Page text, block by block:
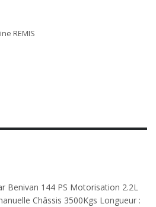
REMIS
Benivan 144 PS Motorisation 2.2L
Châssis 3500Kgs Longueur :